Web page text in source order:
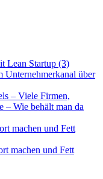
Lean Startup (3)
über
– Viele Firmen,
– Wie behält man da
machen und Fett
machen und Fett